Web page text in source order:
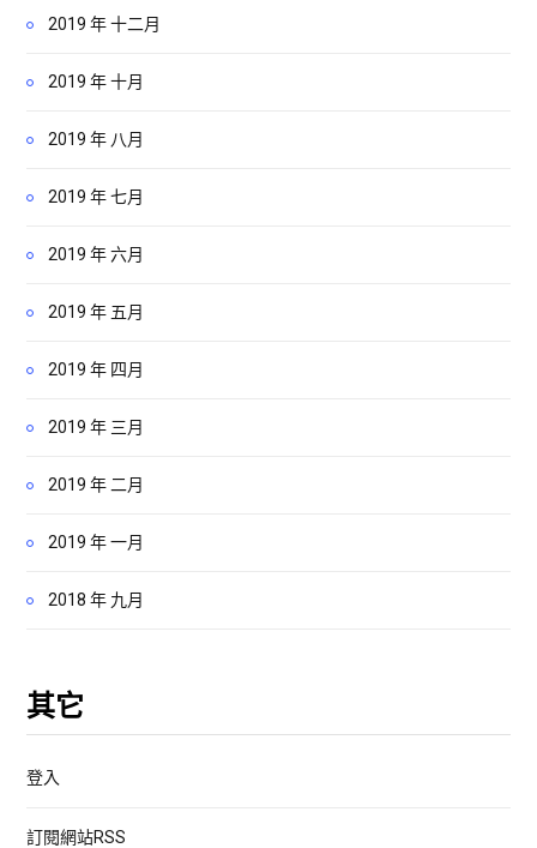
2019 年 十二月
2019 年 十月
2019 年 八月
2019 年 七月
2019 年 六月
2019 年 五月
2019 年 四月
2019 年 三月
2019 年 二月
2019 年 一月
2018 年 九月
其它
登入
訂閱網站RSS